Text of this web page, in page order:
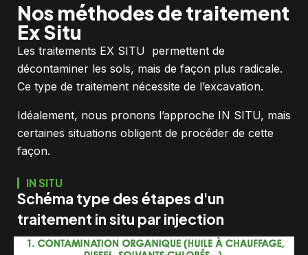
Nos méthodes de traitement
Ex Situ
Les traitements EX SITU permettent de
décontaminer les sols, mais de façon plus radicale.
Ce type de traitement nécessite de l’excavation.
Idéalement, nous pronons l’approche IN SITU, mais
certaines situations obligent de procéder de cette
façon.
IN SITU
Schéma type des étapes d'un
traitement in situ par injection